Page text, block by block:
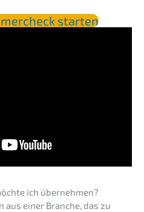
starten
ich übernehmen?
aus einer Branche, das zu